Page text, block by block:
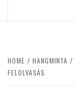
HOME HANGMINTA
FELOLVASÁS